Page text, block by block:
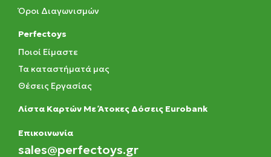
Όροι Διαγωνισμών
Perfectoys
Ποιοί Είμαστε
Τα καταστήματά μας
Θέσεις Εργασίας
Λίστα Καρτών Με Άτοκες Δόσεις Eurobank
Eπικοινωνία
sales@perfectoys.gr